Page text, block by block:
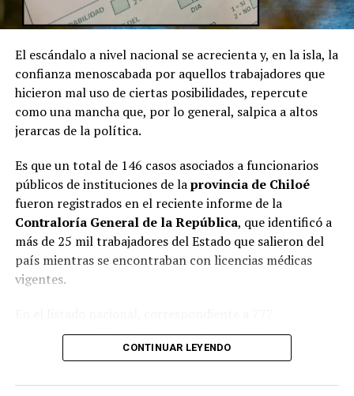
El escándalo a nivel nacional se acrecienta y, en la isla, la
confianza menoscabada por aquellos trabajadores que
hicieron mal uso de ciertas posibilidades, repercute
como una mancha que, por lo general, salpica a altos
jerarcas de la política.
Es que un total de 146 casos asociados a funcionarios
públicos de instituciones de laprovincia de Chiloé
fueron registrados en el reciente informe de la
Contraloría General de la República, que identificó a
más de 25 mil trabajadores del Estado que salieron del
país mientras se encontraban con licencias médicas
vigentes.
organismos públicos, figuran varias entidades del
Municipalidad de Castro
dentro de la provincia. Le siguen laCorporación
CONTINUAR LEYENDO